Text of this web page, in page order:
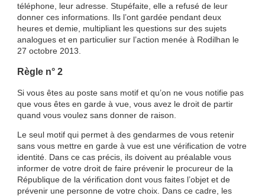
téléphone, leur adresse. Stupéfaite, elle a refusé de leur
donner ces informations. Ils l’ont gardée pendant deux
heures et demie, multipliant les questions sur des sujets
analogues et en particulier sur l’action menée à Rodilhan le
27 octobre 2013.
Règle n° 2
Si vous êtes au poste sans motif et qu’on ne vous notifie pas
que vous êtes en garde à vue, vous avez le droit de partir
quand vous voulez sans donner de raison.
Le seul motif qui permet à des gendarmes de vous retenir
sans vous mettre en garde à vue est une vérification de votre
identité. Dans ce cas précis, ils doivent au préalable vous
informer de votre droit de faire prévenir le procureur de la
République de la vérification dont vous faites l’objet et de
prévenir une personne de votre choix. Dans ce cadre, les